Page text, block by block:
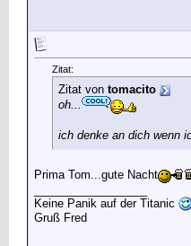
Zitat:
Zitat von tomacito
oh...
ich denke an dich wenn
Prima Tom...gute Nacht
Keine Panik auf der Titanic
Gruß Fred